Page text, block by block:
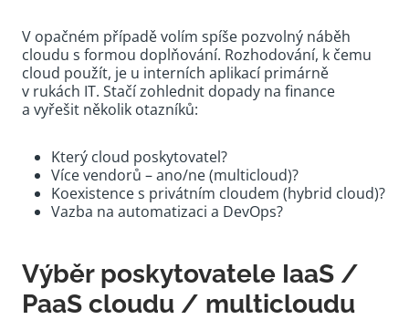
V opačném případě volím spíše pozvolný náběh
cloudu s formou doplňování. Rozhodování, k čemu
cloud použít, je u interních aplikací primárně
v rukách IT. Stačí zohlednit dopady na finance
a vyřešit několik otazníků:
Který cloud poskytovatel?
Více vendorů – ano/ne (multicloud)?
Koexistence s privátním cloudem (hybrid cloud)?
Vazba na automatizaci a DevOps?
Výběr poskytovatele IaaS /
PaaS cloudu / multicloudu